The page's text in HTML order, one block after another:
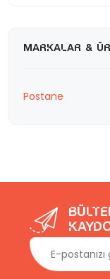
MARKALAR &
Postane